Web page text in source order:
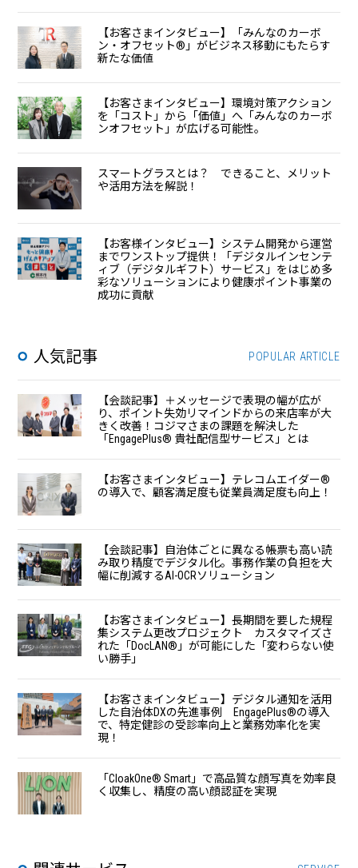
【お客さまインタビュー】「みんなのカーボ
ン・オフセット®」がビジネス移動にもたらす
新たな価値
【お客さまインタビュー】環境対策アクション
を「コスト」から「価値」へ「みんなのカーボ
ンオフセット」が広げる可能性。
スマートグラスとは？ できること、メリット
や活用方法を解説！
【お客様インタビュー】システム開発から運営
までワンストップ提供！「デジタルインセンテ
ィブ（デジタルギフト）サービス」をはじめ多
彩なソリューションにより健康ポイント事業の
成功に貢献
人気記事 POPULAR ARTICLE
【会談記事】＋メッセージで表現の幅が広が
り、ポイント失効リマインドからの来店率が大
きく改善！コジマさまの課題を解決した
「EngagePlus®︎ 貴社配信型サービス」とは
【お客さまインタビュー】テレコムエイダー®
の導入で、顧客満足度も従業員満足度も向上！
【会談記事】自治体ごとに異なる帳票も高い読
み取り精度でデジタル化。事務作業の負担を大
幅に削減するAI-OCRソリューション
【お客さまインタビュー】長期間を要した規程
集システム更改プロジェクト カスタマイズさ
れた「DocLAN®」が可能にした「変わらない使
い勝手」
【お客さまインタビュー】デジタル通知を活用
した自治体DXの先進事例 EngagePlus®の導入
で、特定健診の受診率向上と業務効率化を実
現！
「CloakOne®︎ Smart」で高品質な顔写真を効率良
く収集し、精度の高い顔認証を実現